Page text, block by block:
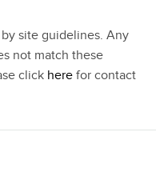
site guidelines. Any
not match these
click here for contact